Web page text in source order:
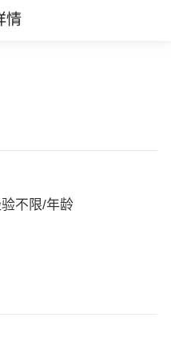
情
不限/年龄